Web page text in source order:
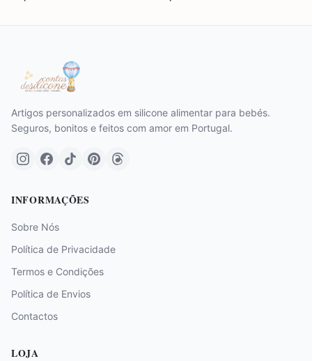
Artigos personalizados em silicone alimentar para bebés.
Seguros, bonitos e feitos com amor em Portugal.
INFORMAÇÕES
Sobre Nós
Política de Privacidade
Termos e Condições
Política de Envios
Contactos
LOJA